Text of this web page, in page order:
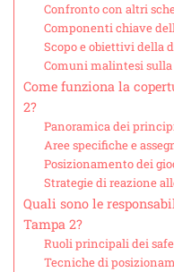
Confronto con altri
Componenti chiave
Scopo e obiettivi della
Comuni malintesi sulla
Come funziona la
2?
Panoramica dei
Aree specifiche e
Posizionamento dei
Strategie di reazione
Quali sono le
Tampa 2?
Ruoli principali dei
Tecniche di